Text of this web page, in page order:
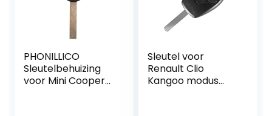
PHONILLICO
Sleutelbehuizing
voor Mini Cooper
Sleutel voor
Renault Clio
Kangoo modus